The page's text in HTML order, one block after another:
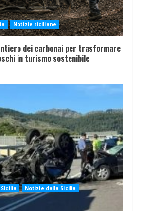
Notizie siciliane
dei carbonai per trasformare
in turismo sostenibile
Notizie dalla Sicilia